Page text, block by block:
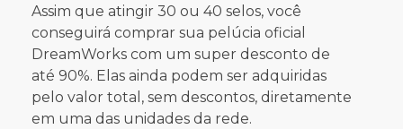
Assim que atingir 30 ou 40 selos, você
conseguirá comprar sua pelúcia oficial
DreamWorks com um super desconto de
até 90%. Elas ainda podem ser adquiridas
pelo valor total, sem descontos, diretamente
em uma das unidades da rede.